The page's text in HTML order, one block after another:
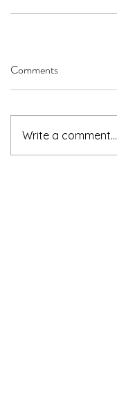
Comments
Write a comment...